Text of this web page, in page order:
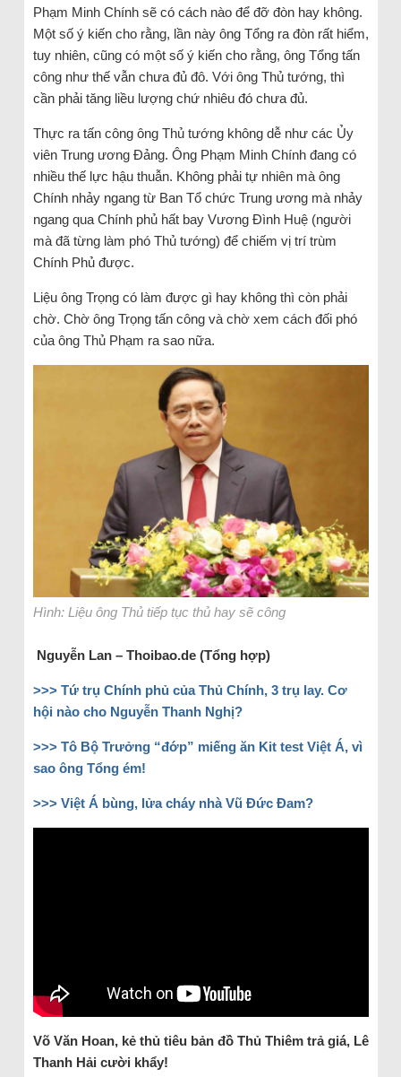
Phạm Minh Chính sẽ có cách nào để đỡ đòn hay không.
Một số ý kiến cho rằng, lần này ông Tổng ra đòn rất hiểm,
tuy nhiên, cũng có một số ý kiến cho rằng, ông Tổng tấn
công như thế vẫn chưa đủ đô. Với ông Thủ tướng, thì
cần phải tăng liều lượng chứ nhiêu đó chưa đủ.
Thực ra tấn công ông Thủ tướng không dễ như các Ủy
viên Trung ương Đảng. Ông Phạm Minh Chính đang có
nhiều thế lực hậu thuẫn. Không phải tự nhiên mà ông
Chính nhảy ngang từ Ban Tổ chức Trung ương mà nhảy
ngang qua Chính phủ hất bay Vương Đình Huệ (người
mà đã từng làm phó Thủ tướng) để chiếm vị trí trùm
Chính Phủ được.
Liệu ông Trọng có làm được gì hay không thì còn phải
chờ. Chờ ông Trọng tấn công và chờ xem cách đối phó
của ông Thủ Phạm ra sao nữa.
Hình: Liệu ông Thủ tiếp tục thủ hay sẽ công
Nguyễn Lan – Thoibao.de (Tổng hợp)
>>> Tứ trụ Chính phủ của Thủ Chính, 3 trụ lay. Cơ
hội nào cho Nguyễn Thanh Nghị?
>>> Tô Bộ Trưởng “đớp” miếng ăn Kit test Việt Á, vì
sao ông Tổng ém!
>>> Việt Á bùng, lửa cháy nhà Vũ Đức Đam?
Võ Văn Hoan, kẻ thủ tiêu bản đồ Thủ Thiêm trả giá, Lê
Thanh Hải cười khẩy!